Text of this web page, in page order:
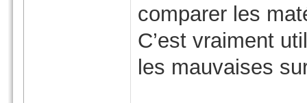
comparer les
C’est vraiment
les mauvaises